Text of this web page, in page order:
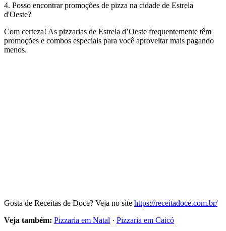
4. Posso encontrar promoções de pizza na cidade de Estrela
d'Oeste?
Com certeza! As pizzarias de Estrela d’Oeste frequentemente têm
promoções e combos especiais para você aproveitar mais pagando
menos.
Gosta de Receitas de Doce? Veja no site https://receitadoce.com.br/
Veja também: Pizzaria em Natal · Pizzaria em Caicó